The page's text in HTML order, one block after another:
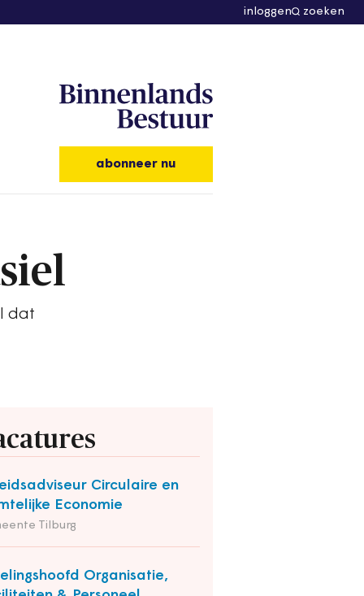
inloggen zoeken
abonneer nu
dat
Circulaire en
Economie
Tilburg
Organisatie,